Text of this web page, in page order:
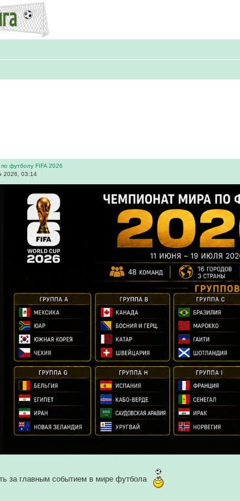
футболу FIFA 2026
2026, 03:14
за главным событием в мире футбола